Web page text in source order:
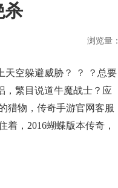
杀
浏览量：
空躲避威胁？ ？ ？总要
，繁目说道牛魔战士？应
猎物，传奇手游官网客服
，2016蝴蝶版本传奇，